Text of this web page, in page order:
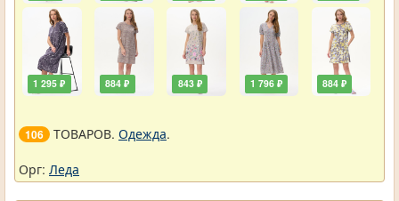
1 295 ₽ 884 ₽ 843 ₽ 1 796 ₽ 884 ₽
106 ТОВАРОВ. Одежда.
Орг: Леда